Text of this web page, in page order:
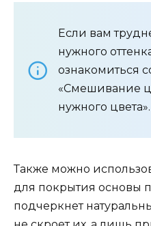
Если вам
нужного
ознакомиться
«Смешивание
нужного цвета».
Также можно
для покрытия основы
подчеркнет